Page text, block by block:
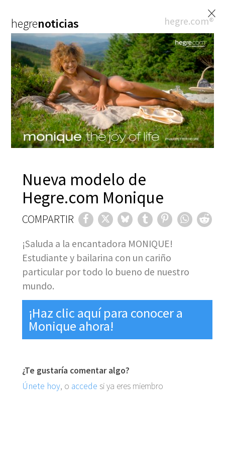
×
hegrenoticias hegre.com®
Nueva modelo de
Hegre.com Monique
COMPARTIR
¡Saluda a la encantadora MONIQUE!
Estudiante y bailarina con un cariño
particular por todo lo bueno de nuestro
mundo.
¡Haz clic aquí para conocer a
Monique ahora!
¿Te gustaría comentar algo?
Únete hoy, o accede si ya eres miembro